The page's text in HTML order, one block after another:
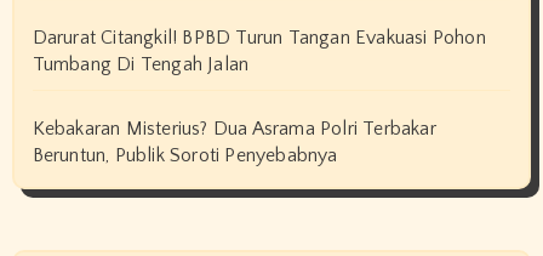
Darurat Citangkil! BPBD Turun Tangan Evakuasi Pohon
Tumbang Di Tengah Jalan
Kebakaran Misterius? Dua Asrama Polri Terbakar
Beruntun, Publik Soroti Penyebabnya